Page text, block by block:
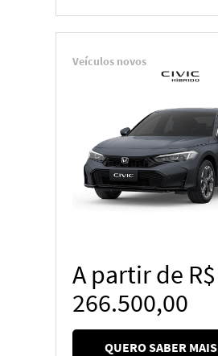
Veículos novos
A partir de R$
266.500,00
QUERO SABER MAIS